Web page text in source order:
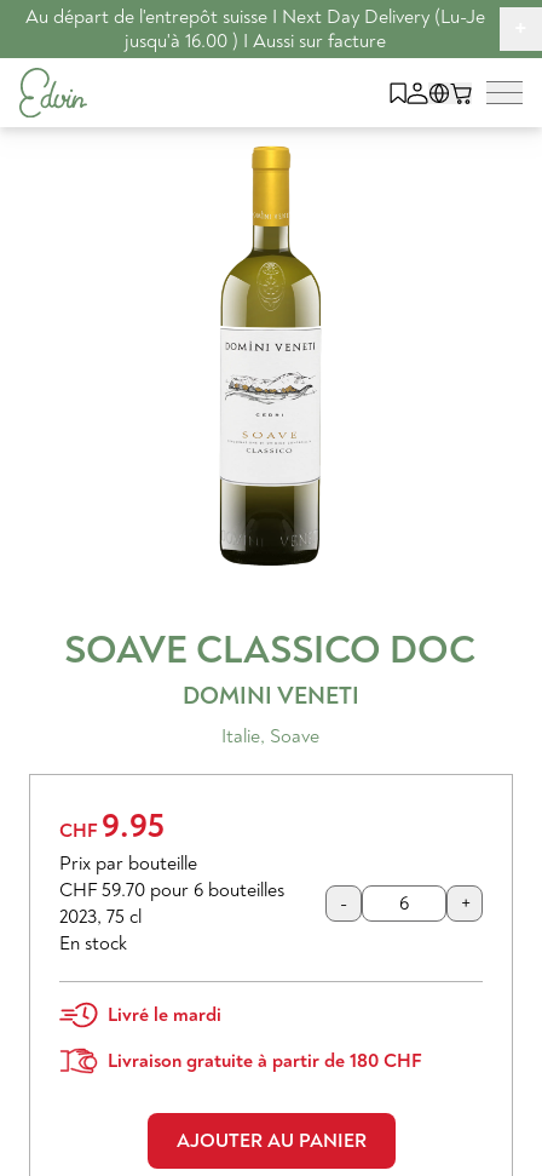
Au départ de l'entrepôt suisse I Next Day Delivery (Lu-Je
jusqu'à 16.00 ) I Aussi sur facture
SOAVE CLASSICO DOC
DOMINI VENETI
Italie, Soave
CHF 9.95
Prix par bouteille
CHF 59.70 pour 6 bouteilles
2023, 75 cl
En stock
- +
Livré le mardi
Livraison gratuite à partir de 180 CHF
AJOUTER AU PANIER